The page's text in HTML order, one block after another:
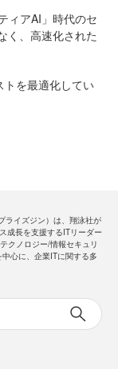
ィアAI」時代のセ
く、高速化された
トを最適化してい
ライズジン）は、翔泳社が
成長を支援するITリーダー
クノロジー/情報セキュリ
心に、企業ITに関する多